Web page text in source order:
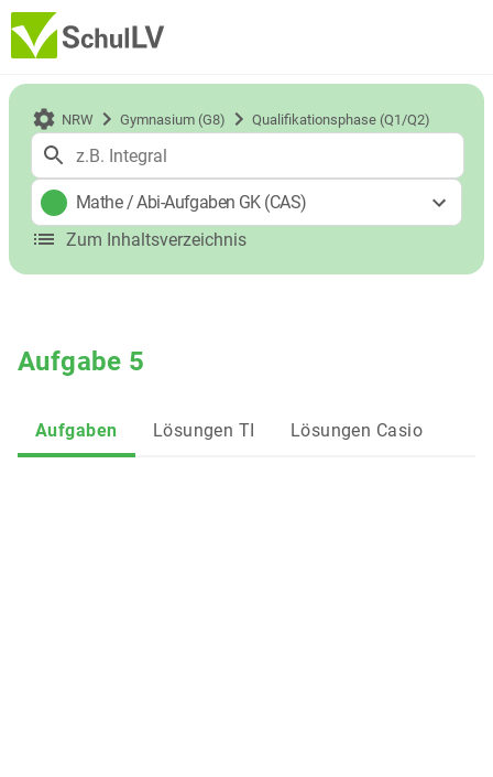
NRW Gymnasium (G8) Qualifikationsphase (Q1/Q2)
Mathe/Abi-Aufgaben GK (CAS)
Zum Inhaltsverzeichnis
Aufgabe 5
Aufgaben Lösungen TI Lösungen Casio